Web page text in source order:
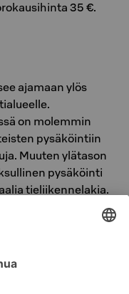
35 €.
ajamaan ylös
on molemmin
pysäköintiin
Muuten ylätason
pysäköinti
tieliikennelakia.
suorittaa heti sinne
Tämän